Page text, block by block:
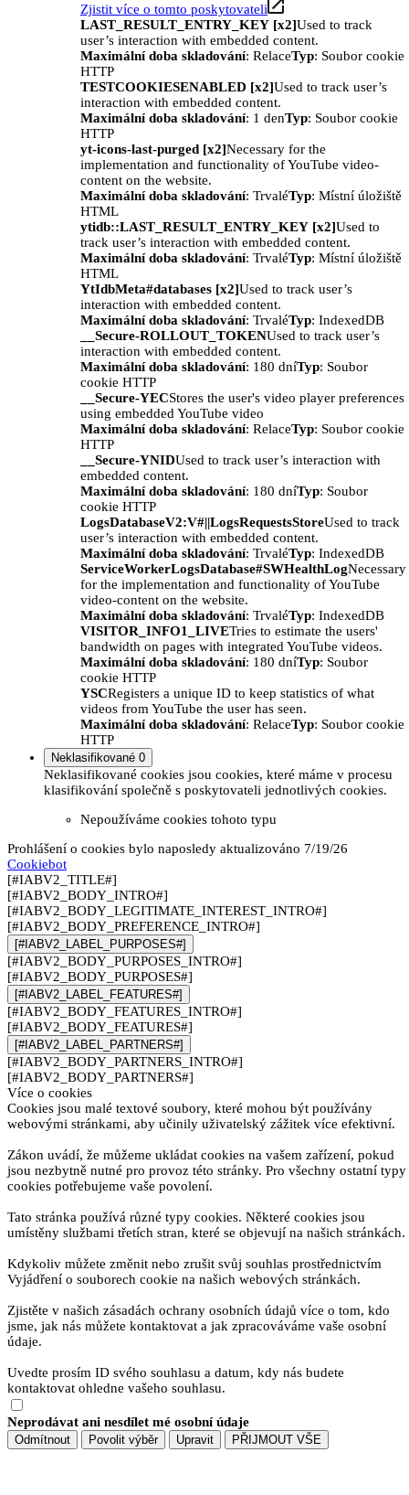
Zjistit více o tomto poskytovateli
LAST_RESULT_ENTRY_KEY [x2]Used to track
user’s interaction with embedded content.
Maximální doba skladování: RelaceTyp: Soubor cookie
HTTP
TESTCOOKIESENABLED [x2]Used to track user’s
interaction with embedded content.
Maximální doba skladování: 1 denTyp: Soubor cookie
HTTP
yt-icons-last-purged [x2]Necessary for the
implementation and functionality of YouTube video-
content on the website.
Maximální doba skladování: TrvaléTyp: Místní úložiště
HTML
ytidb::LAST_RESULT_ENTRY_KEY [x2]Used to
track user’s interaction with embedded content.
Maximální doba skladování: TrvaléTyp: Místní úložiště
HTML
YtIdbMeta#databases [x2]Used to track user’s
interaction with embedded content.
Maximální doba skladování: TrvaléTyp: IndexedDB
__Secure-ROLLOUT_TOKENUsed to track user’s
interaction with embedded content.
Maximální doba skladování: 180 dníTyp: Soubor
cookie HTTP
__Secure-YECStores the user's video player preferences
using embedded YouTube video
Maximální doba skladování: RelaceTyp: Soubor cookie
HTTP
__Secure-YNIDUsed to track user’s interaction with
embedded content.
Maximální doba skladování: 180 dníTyp: Soubor
cookie HTTP
LogsDatabaseV2:V#||LogsRequestsStoreUsed to track
user’s interaction with embedded content.
Maximální doba skladování: TrvaléTyp: IndexedDB
ServiceWorkerLogsDatabase#SWHealthLogNecessary
for the implementation and functionality of YouTube
video-content on the website.
Maximální doba skladování: TrvaléTyp: IndexedDB
VISITOR_INFO1_LIVETries to estimate the users'
bandwidth on pages with integrated YouTube videos.
Maximální doba skladování: 180 dníTyp: Soubor
cookie HTTP
YSCRegisters a unique ID to keep statistics of what
videos from YouTube the user has seen.
Maximální doba skladování: RelaceTyp: Soubor cookie
HTTP
Neklasifikované 0
Neklasifikované cookies jsou cookies, které máme v procesu
klasifikování společně s poskytovateli jednotlivých cookies.
Nepoužíváme cookies tohoto typu
Prohlášení o cookies bylo naposledy aktualizováno 7/19/26
Cookiebot
[#IABV2_TITLE#]
[#IABV2_BODY_INTRO#]
[#IABV2_BODY_LEGITIMATE_INTEREST_INTRO#]
[#IABV2_BODY_PREFERENCE_INTRO#]
[#IABV2_LABEL_PURPOSES#]
[#IABV2_BODY_PURPOSES_INTRO#]
[#IABV2_BODY_PURPOSES#]
[#IABV2_LABEL_FEATURES#]
[#IABV2_BODY_FEATURES_INTRO#]
[#IABV2_BODY_FEATURES#]
[#IABV2_LABEL_PARTNERS#]
[#IABV2_BODY_PARTNERS_INTRO#]
[#IABV2_BODY_PARTNERS#]
Více o cookies
Cookies jsou malé textové soubory, které mohou být používány
webovými stránkami, aby učinily uživatelský zážitek více efektivní.
Zákon uvádí, že můžeme ukládat cookies na vašem zařízení, pokud
jsou nezbytně nutné pro provoz této stránky. Pro všechny ostatní typy
cookies potřebujeme vaše povolení.
Tato stránka používá různé typy cookies. Některé cookies jsou
umístěny službami třetích stran, které se objevují na našich stránkách.
Kdykoliv můžete změnit nebo zrušit svůj souhlas prostřednictvím
Vyjádření o souborech cookie na našich webových stránkách.
Zjistěte v našich zásadách ochrany osobních údajů více o tom, kdo
jsme, jak nás můžete kontaktovat a jak zpracováváme vaše osobní
údaje.
Uvedte prosím ID svého souhlasu a datum, kdy nás budete
kontaktovat ohledne vašeho souhlasu.
Neprodávat ani nesdílet mé osobní údaje
Odmítnout Povolit výběr Upravit PŘIJMOUT VŠE